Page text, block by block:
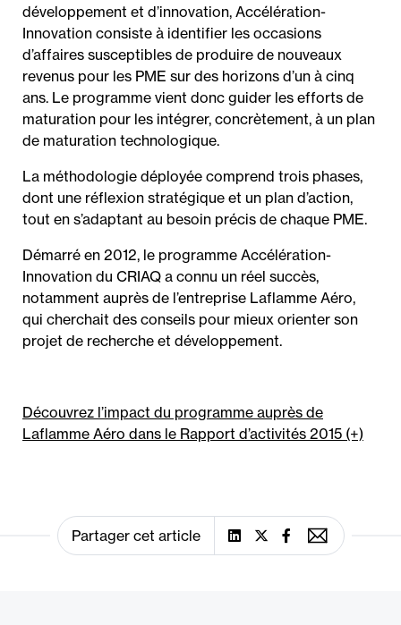
développement et d’innovation, Accélération-
Innovation consiste à identifier les occasions
d’affaires susceptibles de produire de nouveaux
revenus pour les PME sur des horizons d’un à cinq
ans. Le programme vient donc guider les efforts de
maturation pour les intégrer, concrètement, à un plan
de maturation technologique.
La méthodologie déployée comprend trois phases,
dont une réflexion stratégique et un plan d’action,
tout en s’adaptant au besoin précis de chaque PME.
Démarré en 2012, le programme Accélération-
Innovation du CRIAQ a connu un réel succès,
notamment auprès de l’entreprise Laflamme Aéro,
qui cherchait des conseils pour mieux orienter son
projet de recherche et développement.
Découvrez l’impact du programme auprès de
Laflamme Aéro dans le Rapport d’activités 2015 (+)
Partager cet article